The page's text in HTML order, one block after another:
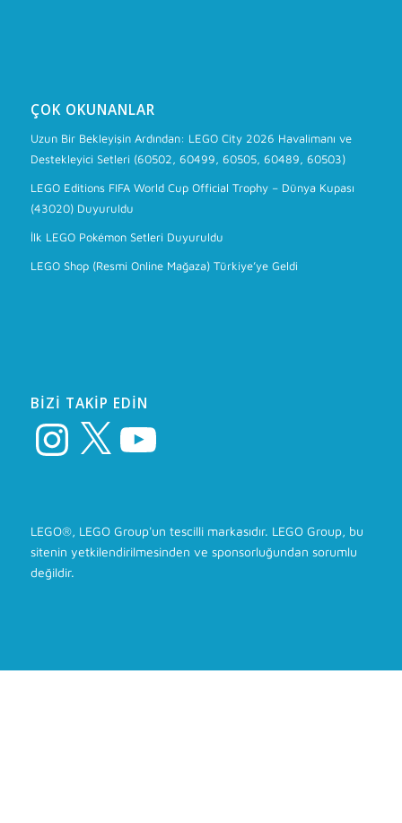
ÇOK OKUNANLAR
Uzun Bir Bekleyişin Ardından: LEGO City 2026 Havalimanı ve
Destekleyici Setleri (60502, 60499, 60505, 60489, 60503)
LEGO Editions FIFA World Cup Official Trophy – Dünya Kupası
(43020) Duyuruldu
İlk LEGO Pokémon Setleri Duyuruldu
LEGO Shop (Resmi Online Mağaza) Türkiye’ye Geldi
BIZI TAKIP EDIN
Instagram YouTube
LEGO®, LEGO Group'un tescilli markasıdır. LEGO Group, bu
sitenin yetkilendirilmesinden ve sponsorluğundan sorumlu
değildir.